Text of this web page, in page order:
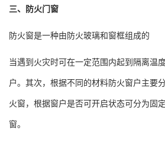
三、防火门窗
防火窗是一种由防火玻璃和窗框组成的
当遇到火灾时可在一定范围内起到隔离温
户。其次，根据不同的材料防火窗户主要
火窗，根据窗户是否可开启状态可分为固
窗。